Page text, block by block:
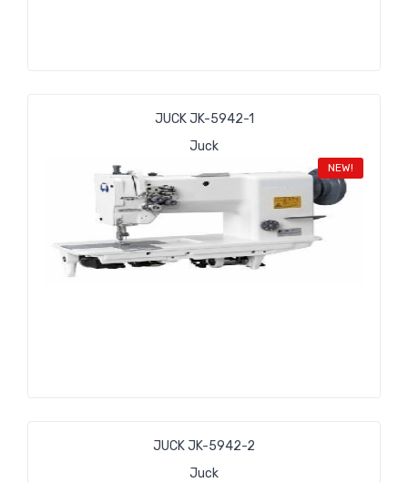
JUCK JK-5942-1
Juck
NEW!
JUCK JK-5942-2
Juck